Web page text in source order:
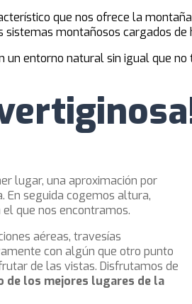
que nos ofrece la
montañosos cargados
un entorno natural sin igual que no
lugar, una aproximación por
En seguida cogemos altura,
que nos encontramos.
aéreas, travesías
con algún que otro punto
de las vistas. Disfrutamos de
de los mejores lugares de la